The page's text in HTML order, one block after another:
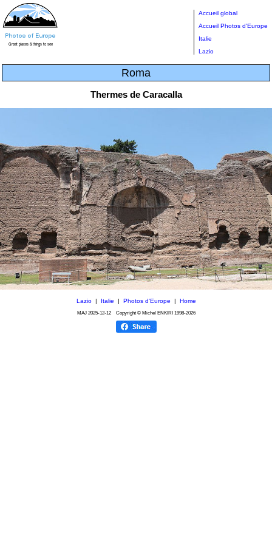
Accueil global
Accueil Photos d'Europe
Italie
Lazio
Roma
Thermes de Caracalla
Lazio| Italie | Photos d'Europe | Home
MAJ 2025-12-12Copyright © Michel ENKIRI 1998-2026